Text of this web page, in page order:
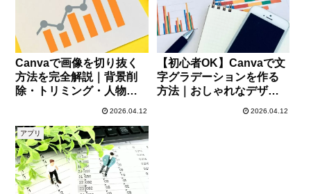
Canvaで画像を切り抜く
方法を完全解説｜背景削
除・トリミング・人物切
2026.04.12
【初心者OK】Canvaで文
字グラデーションを作る
方法｜おしゃれなデザイ
2026.04.12
アプリ